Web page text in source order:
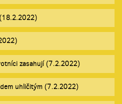
zasahují (7.2.2022)
uhličitým (7.2.2022)